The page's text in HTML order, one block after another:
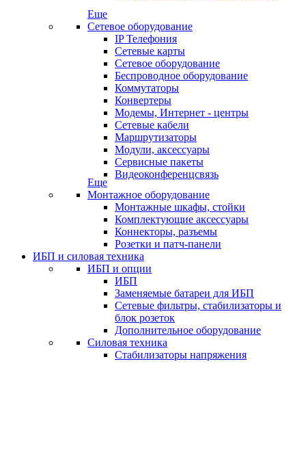
Еще
Сетевое оборудование
IP Телефония
Сетевые карты
Сетевое оборудование
Беспроводное оборудование
Коммутаторы
Конвертеры
Модемы, Интернет - центры
Сетевые кабели
Маршрутизаторы
Модули, аксессуары
Сервисные пакеты
Видеоконференцсвязь
Еще
Монтажное оборудование
Монтажные шкафы, стойки
Комплектующие аксессуары
Коннекторы, разъемы
Розетки и патч-панели
ИБП и силовая техника
ИБП и опции
ИБП
Заменяемые батареи для ИБП
Сетевые фильтры, стабилизаторы и
блок розеток
Дополнительное оборудование
Силовая техника
Стабилизаторы напряжения